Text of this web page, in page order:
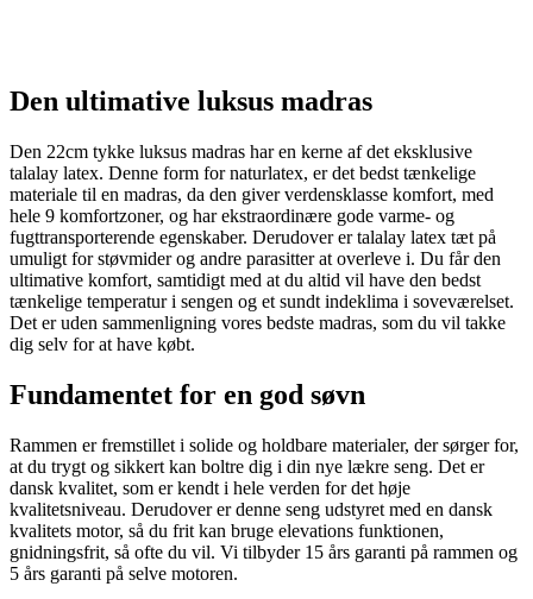
Den ultimative luksus madras
Den 22cm tykke luksus madras har en kerne af det eksklusive
talalay latex. Denne form for naturlatex, er det bedst tænkelige
materiale til en madras, da den giver verdensklasse komfort, med
hele 9 komfortzoner, og har ekstraordinære gode varme- og
fugttransporterende egenskaber. Derudover er talalay latex tæt på
umuligt for støvmider og andre parasitter at overleve i. Du får den
ultimative komfort, samtidigt med at du altid vil have den bedst
tænkelige temperatur i sengen og et sundt indeklima i soveværelset.
Det er uden sammenligning vores bedste madras, som du vil takke
dig selv for at have købt.
Fundamentet for en god søvn
Rammen er fremstillet i solide og holdbare materialer, der sørger for,
at du trygt og sikkert kan boltre dig i din nye lækre seng. Det er
dansk kvalitet, som er kendt i hele verden for det høje
kvalitetsniveau. Derudover er denne seng udstyret med en dansk
kvalitets motor, så du frit kan bruge elevations funktionen,
gnidningsfrit, så ofte du vil. Vi tilbyder 15 års garanti på rammen og
5 års garanti på selve motoren.